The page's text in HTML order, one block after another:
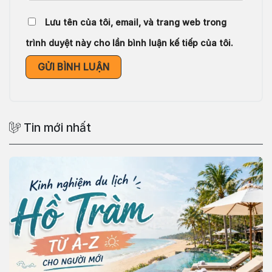
Lưu tên của tôi, email, và trang web trong
trình duyệt này cho lần bình luận kế tiếp của tôi.
Tin mới nhất